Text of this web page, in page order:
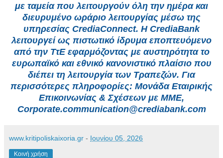
με ταμεία που λειτουργούν όλη την ημέρα και
διευρυμένο ωράριο λειτουργίας μέσω της
υπηρεσίας CrediaConnect. Η CrediaBank
λειτουργεί ως πιστωτικό ίδρυμα εποπτευόμενο
από την ΤτΕ εφαρμόζοντας με αυστηρότητα το
ευρωπαϊκό και εθνικό κανονιστικό πλαίσιο που
διέπει τη λειτουργία των Τραπεζών. Για
περισσότερες πληροφορίες: Μονάδα Εταιρικής
Επικοινωνίας & Σχέσεων με ΜΜΕ,
Corporate.communication@crediabank.com
www.kritipoliskaixoria.gr - Ιουνίου 05, 2026
Κοινή χρήση